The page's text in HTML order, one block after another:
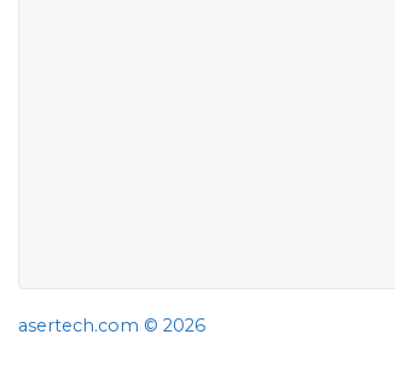
asertech.com © 2026